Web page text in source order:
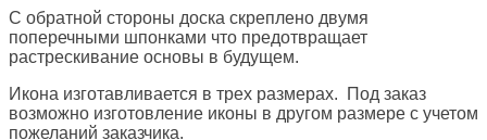
С обратной стороны доска скреплено двумя
поперечными шпонками что предотвращает
растрескивание основы в будущем.
Икона изготавливается в трех размерах. Под заказ
возможно изготовление иконы в другом размере с учетом
пожеланий заказчика.